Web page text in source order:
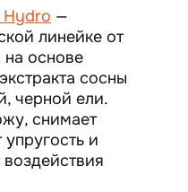
Hydro —
линейке от
на основе
сосны
черной ели.
снимает
и